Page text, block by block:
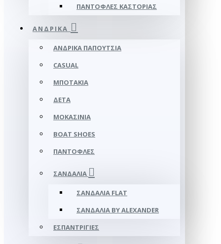
ΠΑΝΤΌΦΛΕΣ ΚΑΣΤΟΡΙΆΣ
ΑΝΔΡΙΚΆ
ΑΝΔΡΙΚΆ ΠΑΠΟΎΤΣΙΑ
CASUAL
ΜΠΟΤΆΚΙΑ
ΔΕΤΆ
ΜΟΚΑΣΊΝΙΑ
BOAT SHOES
ΠΑΝΤΌΦΛΕΣ
ΣΑΝΔΆΛΙΑ
ΣΑΝΔΆΛΙΑ FLAT
ΣΑΝΔΆΛΙΑ BY ALEXANDER
ΕΣΠΑΝΤΡΊΓΙΕΣ